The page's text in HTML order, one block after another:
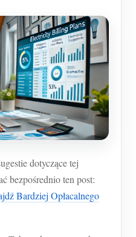
dotyczące tej
bezpośrednio ten post:
Bardziej Opłacalnego